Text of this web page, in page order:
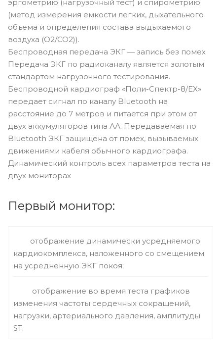
эргометрию (нагрузочный тест) и спирометрию
(метод измерения емкости легких, дыхательного
объема и определения состава выдыхаемого
воздуха (O2/CO2)).
Беспроводная передача ЭКГ — запись без помех
Передача ЭКГ по радиоканалу является золотым
стандартом нагрузочного тестирования.
Беспроводной кардиограф «Поли-Спектр-8/EX»
передает сигнал по каналу Bluetooth на
расстояние до 7 метров и питается при этом от
двух аккумуляторов типа АА. Передаваемая по
Bluetooth ЭКГ защищена от помех, вызываемых
движениями кабеля обычного кардиографа.
Динамический контроль всех параметров теста на
двух мониторах
Первый монитор:
отображение динамически усредняемого
кардиокомплекса, наложенного со смещением
на усредненную ЭКГ покоя;
отображение во время теста графиков
изменения частоты сердечных сокращений,
нагрузки, артериального давления, амплитуды
ST.